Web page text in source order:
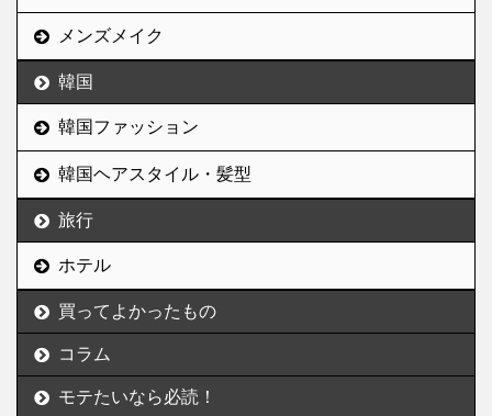
メンズメイク
韓国
韓国ファッション
韓国ヘアスタイル・髪型
旅行
ホテル
買ってよかったもの
コラム
モテたいなら必読！